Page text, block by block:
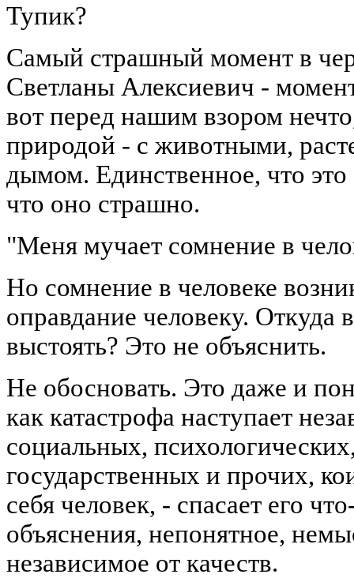
Тупик?
Самый страшный момент в
Светланы Алексиевич -
вот перед нашим взором
природой - с животными,
дымом. Единственное, что это
что оно страшно.
"Меня мучает сомнение в
Но сомнение в человеке
оправдание человеку. Откуда
выстоять? Это не объяснить.
Не обосновать. Это даже и
как катастрофа наступает
социальных,
государственных и прочих,
себя человек, - спасает его
объяснения, непонятное,
независимое от качеств.